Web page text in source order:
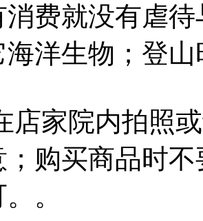
消费就没有虐
洋生物；登
院内拍照或
；购买商品时
。